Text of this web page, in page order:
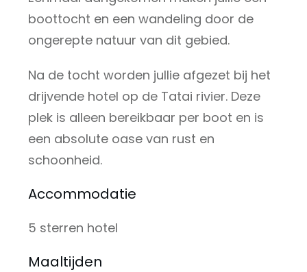
boottocht en een wandeling door de
ongerepte natuur van dit gebied.
Na de tocht worden jullie afgezet bij het
drijvende hotel op de Tatai rivier. Deze
plek is alleen bereikbaar per boot en is
een absolute oase van rust en
schoonheid.
Accommodatie
5 sterren hotel
Maaltijden